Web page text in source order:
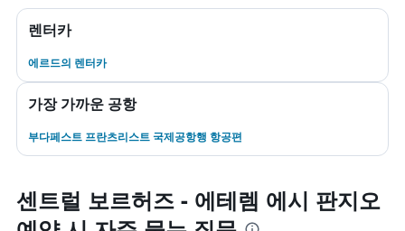
렌터카
에르드​의 렌터카
가장 가까운 공항
부다페스트 프란츠리스트 국제공항행 항공편
센트럴 보르허즈 - 에테렘 에시 판지오